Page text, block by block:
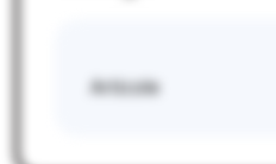
Articole